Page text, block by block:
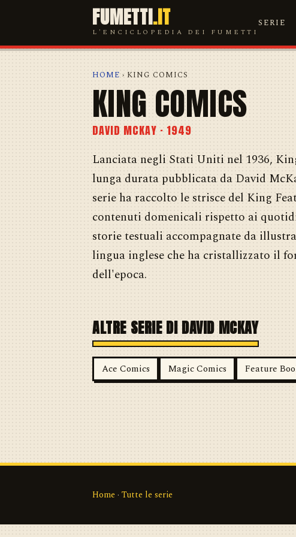
FUMETTI.IT
L'ENCICLOPEDIA DEI FUMETTI
SERIE
HOME › KING COMICS
KING COMICS
DAVID MCKAY · 1949
Lanciata negli Stati Uniti nel 1936,
lunga durata pubblicata da David
serie ha raccolto le strisce del King
contenuti domenicali rispetto ai
storie testuali accompagnate da
lingua inglese che ha cristallizzato il
dell'epoca.
ALTRE SERIE DI DAVID MCKAY
Ace Comics Magic Comics Feature
Home · Tutte le serie